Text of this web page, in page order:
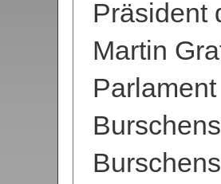
Präsident
Martin